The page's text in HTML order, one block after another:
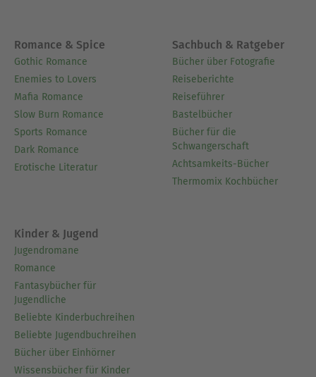
Romance & Spice
Gothic Romance
Enemies to Lovers
Mafia Romance
Slow Burn Romance
Sports Romance
Dark Romance
Erotische Literatur
Sachbuch & Ratgeber
Bücher über Fotografie
Reiseberichte
Reiseführer
Bastelbücher
Bücher für die
Schwangerschaft
Achtsamkeits-Bücher
Thermomix Kochbücher
Kinder & Jugend
Jugendromane
Romance
Fantasybücher für
Jugendliche
Beliebte Kinderbuchreihen
Beliebte Jugendbuchreihen
Bücher über Einhörner
Wissensbücher für Kinder